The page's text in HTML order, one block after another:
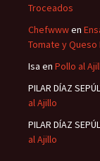
Troceados
Chefwwwen
Tomate y Queso
Isa en Pollo al
PILAR DÍAZ
al Ajillo
PILAR DÍAZ
al Ajillo